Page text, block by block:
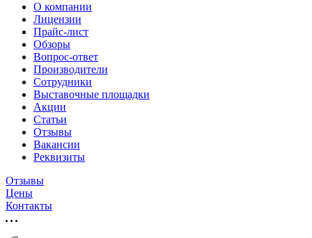
О компании
Лицензии
Прайс-лист
Обзоры
Вопрос-ответ
Производители
Сотрудники
Выставочные площадки
Акции
Статьи
Отзывы
Вакансии
Реквизиты
Отзывы
Цены
Контакты